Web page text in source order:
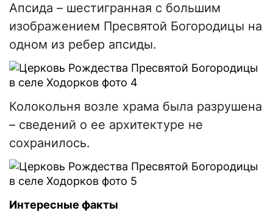
Апсида – шестигранная с большим
изображением Пресвятой Богородицы на
одном из ребер апсиды.
Колокольня возле храма была разрушена
– сведений о ее архитектуре не
сохранилось.
Интересные факты